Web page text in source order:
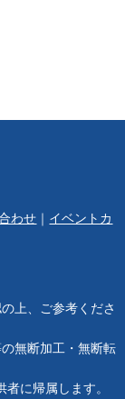
わせ
イベントカ
上、ご参考くださ
無断加工・無断転
に帰属します。